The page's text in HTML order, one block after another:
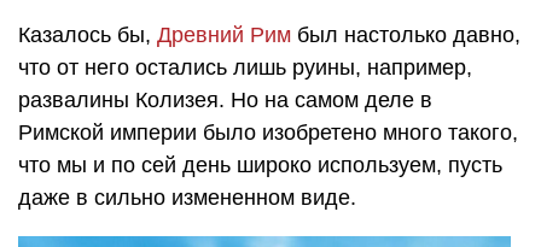
Казалось бы, Древний Рим был настолько давно,
что от него остались лишь руины, например,
развалины Колизея. Но на самом деле в
Римской империи было изобретено много такого,
что мы и по сей день широко используем, пусть
даже в сильно измененном виде.